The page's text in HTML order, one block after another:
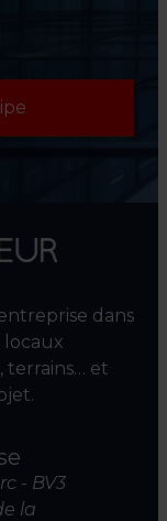
dans
locaux
terrains… et
- BV3
la